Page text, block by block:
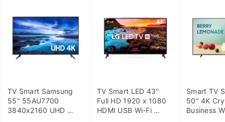
TV Smart Samsung
55" 55AU7700
3840x2160 UHD
TV Smart LED 43"
Full HD 1920 x 1080
HDMI USB Wi-Fi
Smart TV
50" 4K
Business